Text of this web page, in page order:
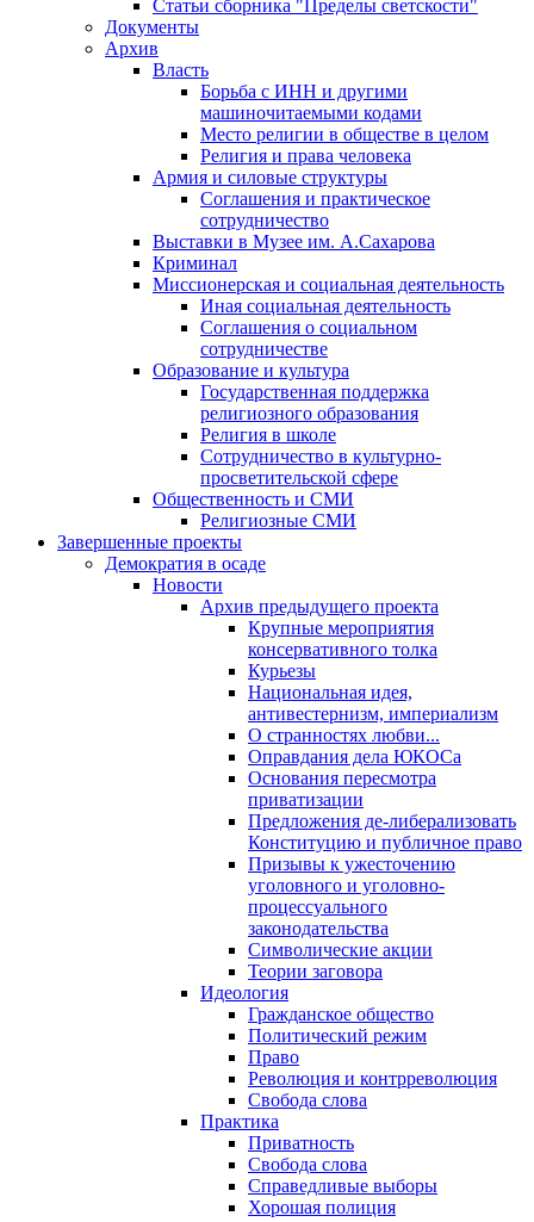
Статьи сборника "Пределы светскости"
Документы
Архив
Власть
Борьба с ИНН и другими
машиночитаемыми кодами
Место религии в обществе в целом
Религия и права человека
Армия и силовые структуры
Соглашения и практическое
сотрудничество
Выставки в Музее им. А.Сахарова
Криминал
Миссионерская и социальная деятельность
Иная социальная деятельность
Соглашения о социальном
сотрудничестве
Образование и культура
Государственная поддержка
религиозного образования
Религия в школе
Сотрудничество в культурно-
просветительской сфере
Общественность и СМИ
Религиозные СМИ
Завершенные проекты
Демократия в осаде
Новости
Архив предыдущего проекта
Крупные мероприятия
консервативного толка
Курьезы
Национальная идея,
антивестернизм, империализм
О странностях любви...
Оправдания дела ЮКОСа
Основания пересмотра
приватизации
Предложения де-либерализовать
Конституцию и публичное право
Призывы к ужесточению
уголовного и уголовно-
процессуального
законодательства
Символические акции
Теории заговора
Идеология
Гражданское общество
Политический режим
Право
Революция и контрреволюция
Свобода слова
Практика
Приватность
Свобода слова
Справедливые выборы
Хорошая полиция